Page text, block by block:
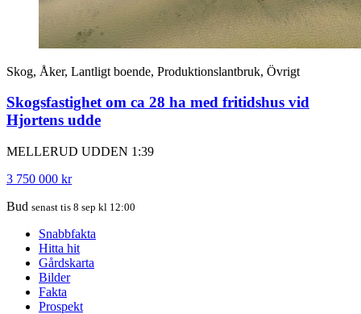
Skog, Åker, Lantligt boende, Produktionslantbruk, Övrigt
Skogsfastighet om ca 28 ha med fritidshus vid
Hjortens udde
MELLERUD UDDEN 1:39
3 750 000 kr
Bud senast tis 8 sep kl 12:00
Snabbfakta
Hitta hit
Gårdskarta
Bilder
Fakta
Prospekt